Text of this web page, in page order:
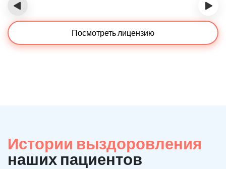
‹ ›
Посмотреть лицензию
Истории выздоровления
наших пациентов